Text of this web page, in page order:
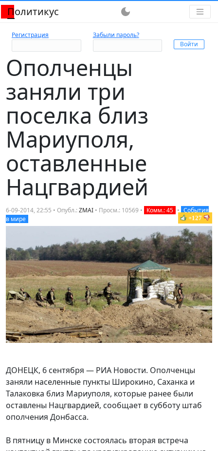
Политикус dark_mode
Регистрация Забыли пароль?
Ополченцы
заняли три
поселка близ
Мариуполя,
оставленные
Нацгвардией
6-09-2014, 22:55 • Опубл.:ZMAI • Просм.: 10569 • Комм.: 45 • События
в мире
+127
ДОНЕЦК, 6 сентября — РИА Новости. Ополченцы
заняли населенные пункты Широкино, Саханка и
Талаковка близ Мариуполя, которые ранее были
оставлены Нацгвардией, сообщает в субботу штаб
ополчения Донбасса.
В пятницу в Минске состоялась вторая встреча